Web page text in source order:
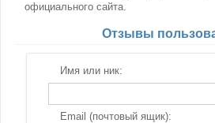
официального сайта.
Отзывы
Имя или ник:
Email (почтовый ящик):